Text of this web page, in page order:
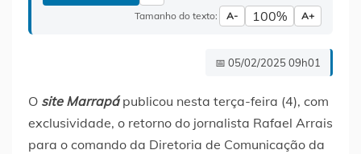
Tamanho do texto: A- 100% A+
📅 05/02/2025 09h01
O siteMarrapápublicou nesta terça-feira (4), com
exclusividade, o retorno do jornalista Rafael Arrais
para o comando da Diretoria de Comunicação da